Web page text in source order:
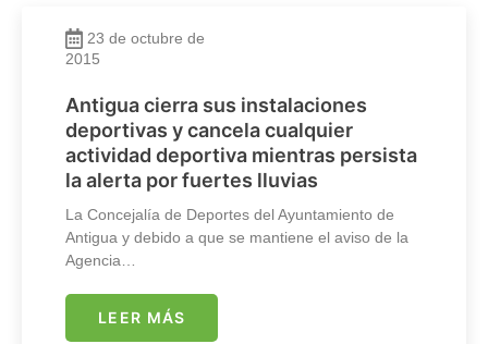
23 de octubre de
2015
Antigua cierra sus instalaciones
deportivas y cancela cualquier
actividad deportiva mientras persista
la alerta por fuertes lluvias
La Concejalía de Deportes del Ayuntamiento de
Antigua y debido a que se mantiene el aviso de la
Agencia…
LEER MÁS